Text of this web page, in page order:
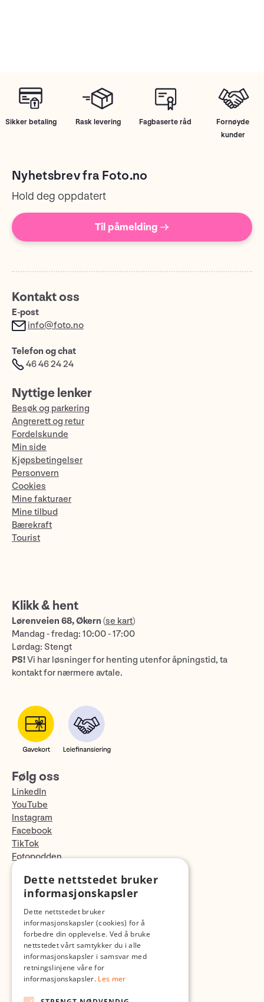
Sikker betaling Rask levering Fagbaserte råd
Fornøyde
kunder
Nyhetsbrev fra Foto.no
Hold deg oppdatert
Til påmelding →
Kontakt oss
E-post
info@foto.no
Telefon og chat
46 46 24 24
Nyttige lenker
Besøk og parkering
Angrerett og retur
Fordelskunde
Min side
Kjøpsbetingelser
Personvern
Cookies
Mine fakturaer
Mine tilbud
Bærekraft
Tourist
Klikk & hent
Lørenveien 68, Økern (se kart)
Mandag - fredag: 10:00 - 17:00
Lørdag: Stengt
PS!Vi har løsninger for henting utenfor åpningstid, ta
kontakt for nærmere avtale.
Følg oss
LinkedIn
YouTube
Instagram
Facebook
TikTok
Fotopodden
Med forbehold om skrive- og lagerfeil
Dette nettstedet bruker
informasjonskapsler
Dette nettstedet bruker
informasjonskapsler (cookies) for å
forbedre din opplevelse. Ved å bruke
nettstedet vårt samtykker du i alle
informasjonskapsler i samsvar med
retningslinjene våre for
informasjonskapsler. Les mer